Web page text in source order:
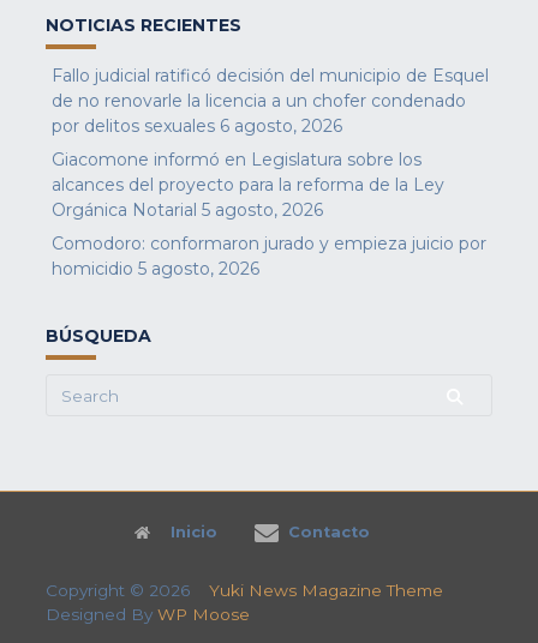
NOTICIAS RECIENTES
Fallo judicial ratificó decisión del municipio de Esquel
de no renovarle la licencia a un chofer condenado
por delitos sexuales 6 agosto, 2026
Giacomone informó en Legislatura sobre los
alcances del proyecto para la reforma de la Ley
Orgánica Notarial 5 agosto, 2026
Comodoro: conformaron jurado y empieza juicio por
homicidio 5 agosto, 2026
BÚSQUEDA
Search
Inicio Contacto
Copyright © 2026 Yuki News Magazine Theme
Designed By WP Moose